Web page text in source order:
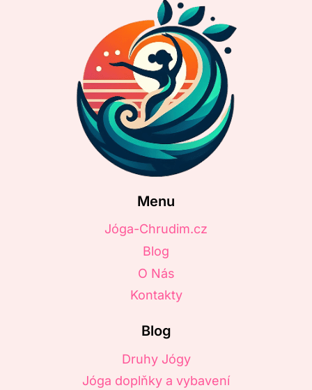
Menu
Jóga-Chrudim.cz
Blog
O Nás
Kontakty
Blog
Druhy Jógy
Jóga doplňky a vybavení